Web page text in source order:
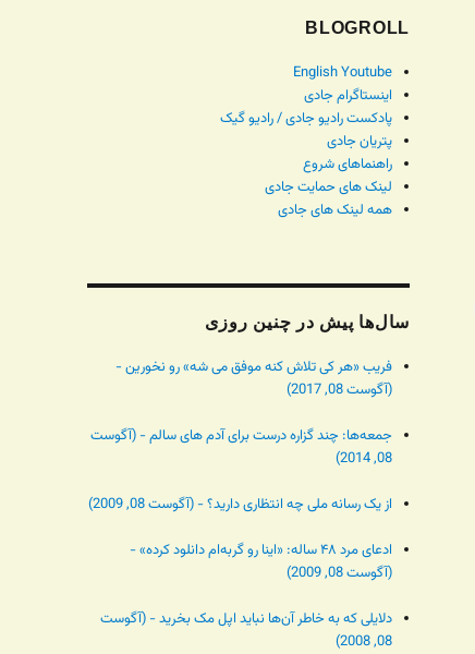
BLOGROLL
English Youtube
اینستاگرام جادی
پادکست رادیو جادی / رادیو گیک
پتریان جادی
راهنماهای شروع
لینک های حمایت جادی
همه لینک های جادی
سال‌ها پیش در چنین روزی
فریب «هر کی تلاش کنه موفق می شه» رو نخورین -
(آگوست 08, 2017)
جمعه‌ها: چند گزاره درست برای آدم های سالم - (آگوست
08, 2014)
از یک رسانه ملی چه انتظاری دارید؟ - (آگوست 08, 2009)
ادعای مرد ۴۸ ساله: «اینا رو گربه‌ام دانلود کرده» -
(آگوست 08, 2009)
دلایلی که به خاطر آن‌ها نباید اپل مک بخرید - (آگوست
08, 2008)